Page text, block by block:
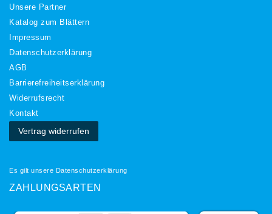
Unsere Partner
Katalog zum Blättern
Impressum
Daten­schutz­erklärung
AGB
Barrierefreiheitserklärung
Widerrufs­recht
Kontakt
Vertrag widerrufen
Es gilt unsere Datenschutzerklärung
ZAHLUNGSARTEN